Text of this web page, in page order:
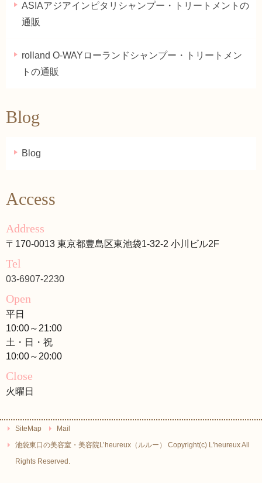
ASIAアジアインピタリシャンプー・トリートメントの
通販
rolland O-WAYローランドシャンプー・トリートメン
トの通販
Blog
Blog
Access
Address
〒170-0013 東京都豊島区東池袋1-32-2 小川ビル2F
Tel
03-6907-2230
Open
平日
10:00～21:00
土・日・祝
10:00～20:00
Close
火曜日
SiteMap
Mail
池袋東口の美容室・美容院L’heureux（ルルー） Copyright(c) L'heureux All
Rights Reserved.